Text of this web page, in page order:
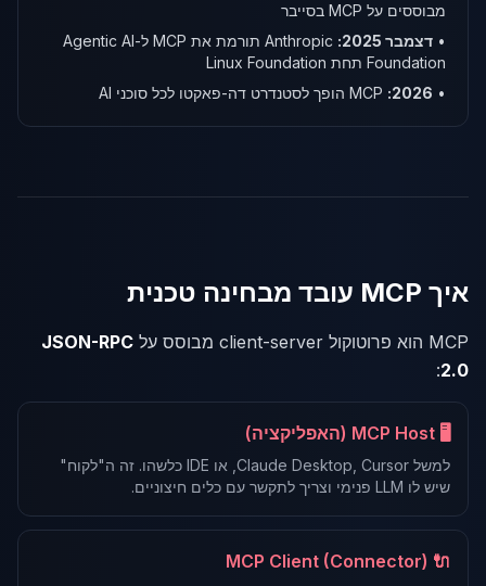
מבוססים על MCP בסייבר
• דצמבר 2025:
Anthropic תורמת את MCP ל-Agentic AI
Foundation תחת Linux Foundation
•
2026:
איך MCP עובד מבחינה טכנית
MCP הוא פרוטוקול client-server מבוסס על
JSON-RPC
2.0
:
🖥️ MCP Host (האפליקציה)
למשל Claude Desktop, Cursor, או IDE כלשהו. זה ה"לקוח"
שיש לו LLM פנימי וצריך לתקשר עם כלים חיצוניים.
🔌 MCP Client (Connector)